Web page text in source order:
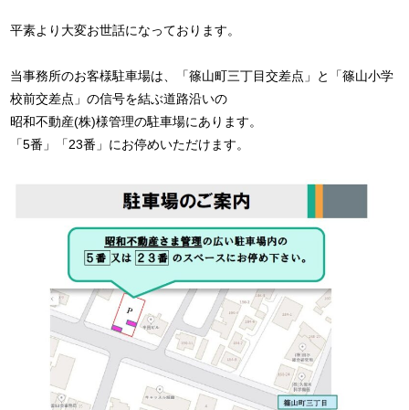
平素より大変お世話になっております。
当事務所のお客様駐車場は、「篠山町三丁目交差点」と「篠山小学
校前交差点」の信号を結ぶ道路沿いの
昭和不動産(株)様管理の駐車場にあります。
「5番」「23番」にお停めいただけます。